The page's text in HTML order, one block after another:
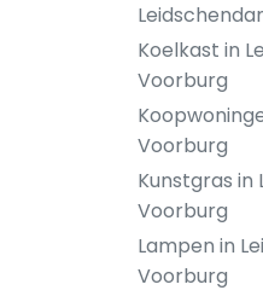
Koelkast in
Voorburg
Voorburg
Kunstgras in
Voorburg
Lampen in
Voorburg